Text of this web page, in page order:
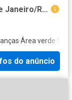
Apartamento para Locação em Rio de Janeiro/RJ Realengo 2 Quartos
·Área verde·
do anúncio